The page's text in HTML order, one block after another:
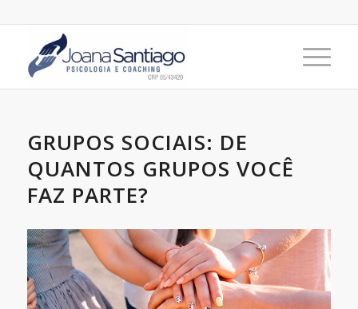
GRUPOS SOCIAIS: DE
QUANTOS GRUPOS VOCÊ
FAZ PARTE?